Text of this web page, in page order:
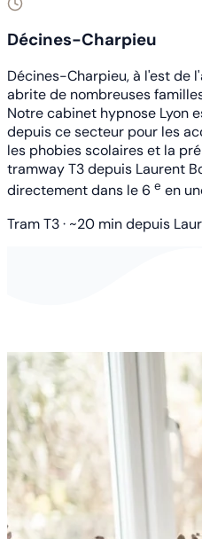
Décines-Charpieu
Décines-Charpieu, à l'est de
abrite de nombreuses
Notre cabinet hypnose Lyon
depuis ce secteur pour les
les phobies scolaires et la
tramway T3 depuis Laurent
directement dans le 6 e en
Tram T3 · ~20 min depuis